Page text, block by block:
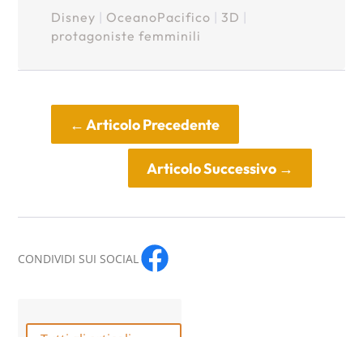
Disney OceanoPacifico 3D
protagoniste femminili
←Articolo Precedente
Articolo Successivo→
CONDIVIDI SUI SOCIAL